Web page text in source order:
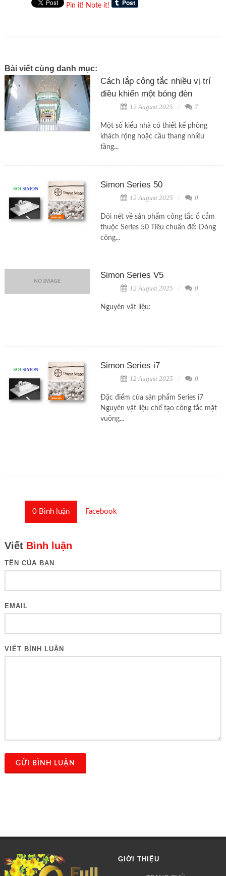
Pin it! Note it!
Bài viết cùng danh mục:
Cách lắp công tắc nhiều vị trí
điều khiển một bóng đèn
12 August 2025 7
Một số kiểu nhà có thiết kế phòng
khách rộng hoặc cầu thang nhiều
tầng...
Simon Series 50
12 August 2025 0
Đôi nét về sản phẩm công tắc ổ cắm
thuộc Series 50 Tiêu chuẩn đế: Dòng
công...
Simon Series V5
12 August 2025 0
Nguyên vật liệu:
Simon Series i7
12 August 2025 0
Đặc điểm của sản phẩm Series i7
Nguyên vật liệu chế tạo công tắc mặt
vuông...
0Bình luận Facebook
Viết Bình luận
TÊN CỦA BẠN
EMAIL
VIẾT BÌNH LUẬN
GỬI BÌNH LUẬN
GIỚI THIỆU